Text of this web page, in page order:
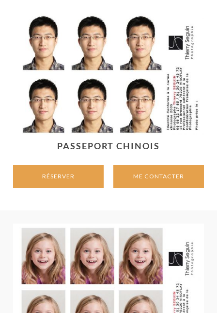
PASSEPORT CHINOIS
RÉSERVER ME CONTACTER